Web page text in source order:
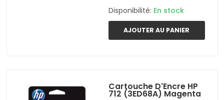
Disponibilité: En stock
AJOUTER AU PANIER
Cartouche D'Encre HP
712 (3ED68A) Magenta